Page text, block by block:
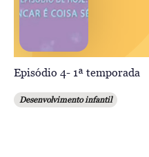
Episódio 4- 1ª temporada
Desenvolvimento infantil